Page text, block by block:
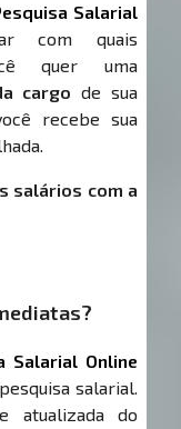
Salarial
com quais
quer uma
cargo de sua
recebe sua
salários com a
Salarial Online
salarial.
atualizada do